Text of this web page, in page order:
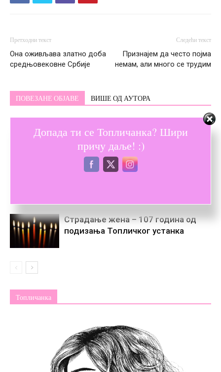
Претходни текст
Она оживљава златно доба
средњовековне Србије
Следећи текст
Признајем да често појма
немам, али много се трудим
ПОВЕЗАНЕ ОБЈАВЕ ВИШЕ ОД АУТОРА
Расветљени злочини – Свако, ко је
нико, једном постане некo
Папир трпи наглас изречене
Страдање жена – 107 година од
подизања Топличког устанка
Топличанка
Допада ти се Топличанка? Шири
причу даље! :)